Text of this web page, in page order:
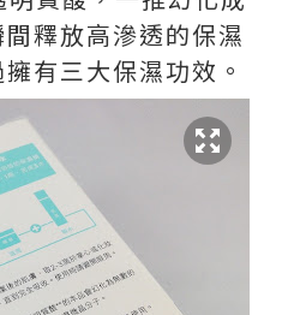
釋放高滲透的保濕
有三大保濕功效。